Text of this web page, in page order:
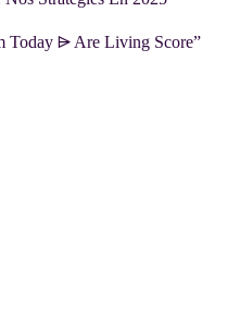
Today ⩥ Are Living Score”